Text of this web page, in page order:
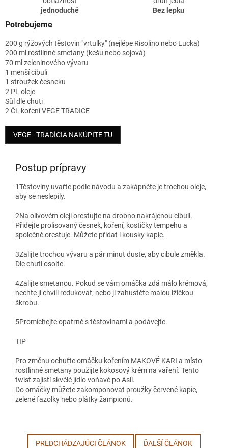
jednoduché
Bez lepku
Potrebujeme
200 g rýžových těstovin "vrtulky" (nejlépe Risolino nebo Lucka)
200 ml rostlinné smetany (kešu nebo sojová)
70 ml zeleninového vývaru
1 menší cibuli
1 stroužek česneku
2 PL oleje
Sůl dle chuti
2 ČL koření VEGE TRADICE
VEGE - TRADÍCIA NAKÚPITE TU
Postup prípravy
1Těstoviny uvařte podle návodu a zakápněte je trochou oleje,
aby se neslepily.
2Na olivovém oleji orestujte na drobno nakrájenou cibuli.
Přidejte prolisovaný česnek, koření, kostičky tempehu a
společně orestuje. Můžete přidat i kousky kapie.
3Zalijte trochou vývaru a pár minut duste, aby cibule změkla.
Dle chuti osolte.
4Zalijte smetanou. Pokud se vám omáčka zdá málo krémová,
nechte ji chvíli redukovat, nebo ji zahustěte malou lžičkou
škrobu.
5Promíchejte opatrně s těstovinami a podávejte.
TIP
Pro změnu ochuťte omáčku kořením MAKOVÉ KARI a místo
rostlinné smetany použijte kokosový krém na vaření. Tento
twist zajistí skvělé jídlo voňavé po Asii.
Do omáčky můžete zakomponovat proužky červené kapie,
zelené fazolky nebo plátky žampionů.
PREDCHÁDZAJÚCI ČLÁNOK ĎALŠÍ ČLÁNOK